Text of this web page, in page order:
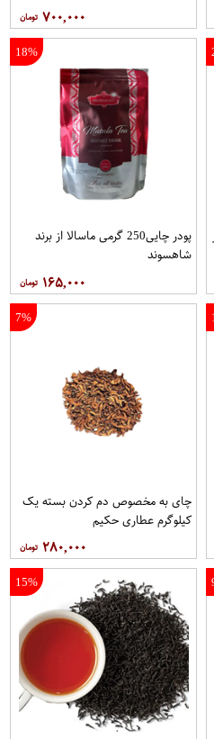
۷۰۰,۰۰۰
18%
پودر چایی250 گرمی ماسالا از برند
شاهسوند
۱۶۵,۰۰۰
7%
چای به مخصوص دم کردن بسته یک
کیلوگرم عطاری حکیم
۲۸۰,۰۰۰
15%